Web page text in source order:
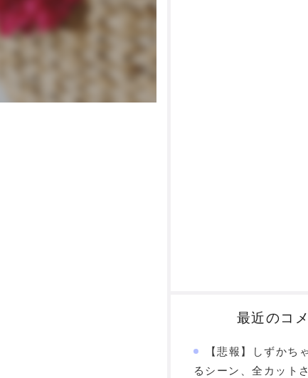
最近のコ
【悲報】しずかち
るシーン、全カット